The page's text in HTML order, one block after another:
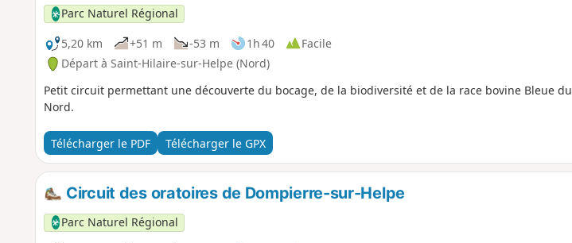
Parc Naturel Régional
5,20 km
+51 m -53 m 1h 40
Facile
Départ à Saint-Hilaire-sur-Helpe (Nord)
Petit circuit permettant une découverte du bocage, de la biodiversité et de la race bovine Bleue du
Nord.
Télécharger le PDF Télécharger le GPX
Circuit des oratoires de Dompierre-sur-Helpe
Parc Naturel Régional